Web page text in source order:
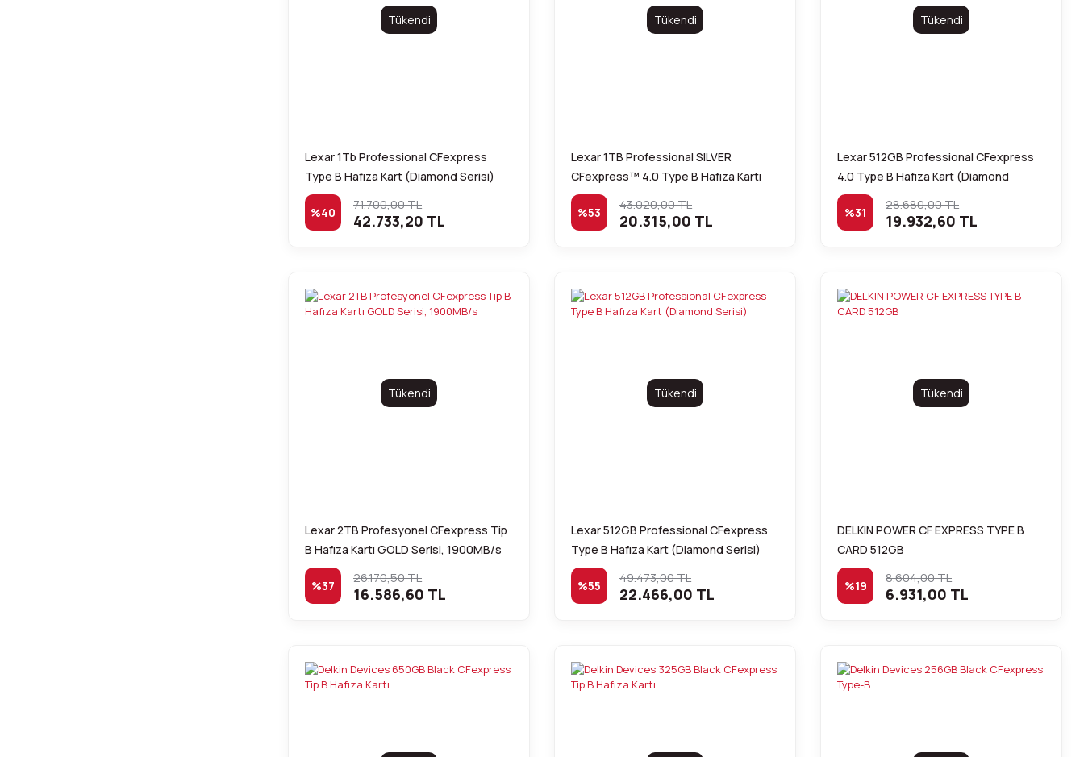
Tükendi
Lexar 1Tb Professional CFexpress
Type B Hafıza Kart (Diamond Serisi)
%40 71.700,00 TL
42.733,20 TL
Tükendi
Lexar 1TB Professional SILVER
CFexpress™ 4.0 Type B Hafıza Kartı
%53 43.020,00 TL
20.315,00 TL
Tükendi
Lexar 512GB Professional CFexpress
4.0 Type B Hafıza Kart (Diamond
Serisi)
%31
28.680,00 TL
19.932,60 TL
Tükendi
Lexar 2TB Profesyonel CFexpress Tip
B Hafıza Kartı GOLD Serisi, 1900MB/s
%37 26.170,50 TL
16.586,60 TL
Tükendi
Lexar 512GB Professional CFexpress
Type B Hafıza Kart (Diamond Serisi)
%55 49.473,00 TL
22.466,00 TL
Tükendi
DELKIN POWER CF EXPRESS TYPE B
CARD 512GB
%19 8.604,00 TL
6.931,00 TL